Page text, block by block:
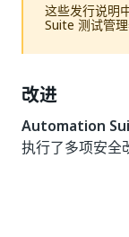
这些发行说明
Suite 测试管理
改进
Automation
执行了多项安全